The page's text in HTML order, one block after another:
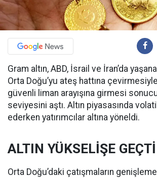
Gram altın, ABD, İsrail ve İran’da
Orta Doğu’yu ateş hattına çevirmesiyle
güvenli liman arayışına girmesi
seviyesini aştı. Altın piyasasında
ederken yatırımcılar altına yöneldi.
ALTIN YÜKSELİŞE GEÇTİ
Orta Doğu’daki çatışmaların